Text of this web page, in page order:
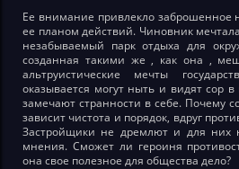
Ее внимание привлекло заброшенное
ее планом действий. Чиновник
незабываемый парк отдыха для
созданная такими же , как она ,
альтруистические мечты
оказывается могут ныть и видят сор
замечают странности в себе. Почему
зависит чистота и порядок, вдруг
Застройщики не дремлют и для них
мнения. Сможет ли героиня
она свое полезное для общества дело?